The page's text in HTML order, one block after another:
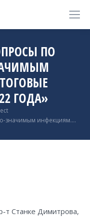
ПО
ГОДА»
значимым инфекциям.…
т Станке Димитрова,